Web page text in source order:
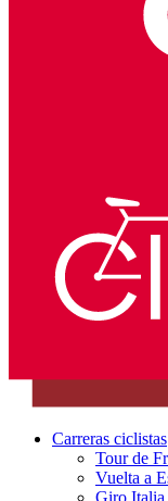
Carreras ciclistas
Tour de
Vuelta a
Giro Italia